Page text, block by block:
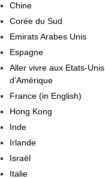
Chine
Corée du Sud
Emirats Arabes Unis
Espagne
Aller vivre aux Etats-Unis
d’Amérique
France (in English)
Hong Kong
Inde
Irlande
Israël
Italie